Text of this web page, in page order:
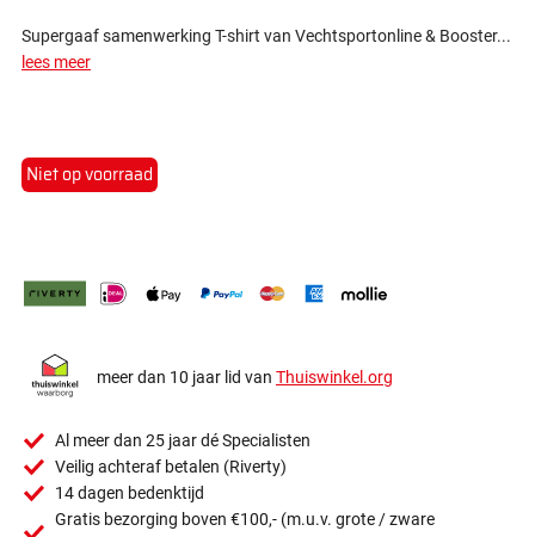
afbeeldingen-
gallerij
afbeeldingen-
gallerij
Supergaaf samenwerking T-shirt van Vechtsportonline & Booster...
lees meer
Niet op voorraad
meer dan 10 jaar lid van Thuiswinkel.org
Al meer dan 25 jaar dé Specialisten
Veilig achteraf betalen (Riverty)
14 dagen bedenktijd
Gratis bezorging boven €100,- (m.u.v. grote / zware